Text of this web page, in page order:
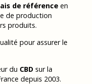
de référenceen
de production
produits.
pour assurer le
du CBDsur la
depuis 2003.